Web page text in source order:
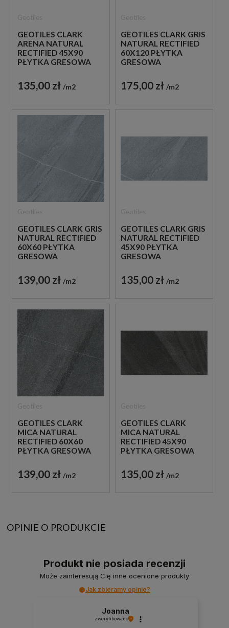
GEOTILES CLARK
ARENA NATURAL
RECTIFIED 45X90
PŁYTKA GRESOWA
135,00 zł m2
GEOTILES CLARK GRIS
NATURAL RECTIFIED
60X120 PŁYTKA
GRESOWA
175,00 zł m2
GEOTILES CLARK GRIS
NATURAL RECTIFIED
60X60 PŁYTKA
GRESOWA
139,00 zł m2
GEOTILES CLARK GRIS
NATURAL RECTIFIED
45X90 PŁYTKA
GRESOWA
135,00 zł m2
GEOTILES CLARK
MICA NATURAL
RECTIFIED 60X60
PŁYTKA GRESOWA
139,00 zł m2
GEOTILES CLARK
MICA NATURAL
RECTIFIED 45X90
PŁYTKA GRESOWA
135,00 zł m2
OPINIE O PRODUKCIE
Produkt nie posiada recenzji
Może zainteresują Cię inne ocenione produkty
Jak zbieramy opinie?
Joanna
zweryfikowano